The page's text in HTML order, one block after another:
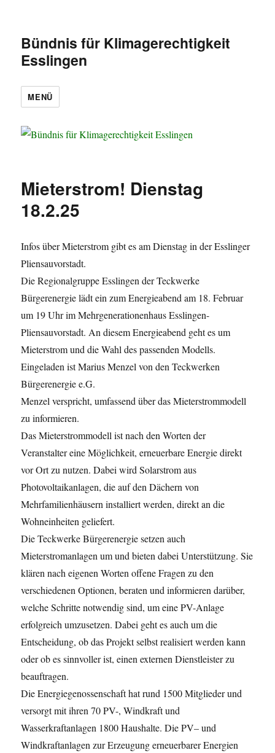
Bündnis für Klimagerechtigkeit
Esslingen
MENÜ
Mieterstrom! Dienstag
18.2.25
Infos über Mieterstrom gibt es am Dienstag in der Esslinger
Pliensauvorstadt.
Die Regionalgruppe Esslingen der Teckwerke
Bürgerenergie lädt ein zum Energieabend am 18. Februar
um 19 Uhr im Mehrgenerationenhaus Esslingen-
Pliensauvorstadt. An diesem Energieabend geht es um
Mieterstrom und die Wahl des passenden Modells.
Eingeladen ist Marius Menzel von den Teckwerken
Bürgerenergie e.G.
Menzel verspricht, umfassend über das Mieterstrommodell
zu informieren.
Das Mieterstrommodell ist nach den Worten der
Veranstalter eine Möglichkeit, erneuerbare Energie direkt
vor Ort zu nutzen. Dabei wird Solarstrom aus
Photovoltaikanlagen, die auf den Dächern von
Mehrfamilienhäusern installiert werden, direkt an die
Wohneinheiten geliefert.
Die Teckwerke Bürgerenergie setzen auch
Mieterstromanlagen um und bieten dabei Unterstützung. Sie
klären nach eigenen Worten offene Fragen zu den
verschiedenen Optionen, beraten und informieren darüber,
welche Schritte notwendig sind, um eine PV-Anlage
erfolgreich umzusetzen. Dabei geht es auch um die
Entscheidung, ob das Projekt selbst realisiert werden kann
oder ob es sinnvoller ist, einen externen Dienstleister zu
beauftragen.
Die Energiegenossenschaft hat rund 1500 Mitglieder und
versorgt mit ihren 70 PV-, Windkraft und
Wasserkraftanlagen 1800 Haushalte. Die PV– und
Windkraftanlagen zur Erzeugung erneuerbarer Energien